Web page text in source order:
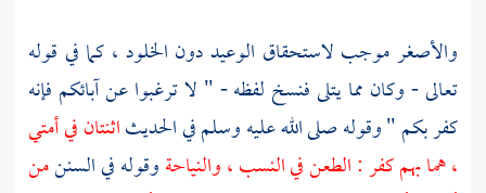
والأصغر موجب لاستحقاق الوعيد دون الخلود ، كما في قوله
تعالى - وكان مما يتلى فنسخ لفظه - " لا ترغبوا عن آبائكم فإنه
كفر بكم " وقوله صلى الله عليه وسلم في الحديثاثنتان في أمتي
، هما بهم كفر : الطعن في النسب ، والنياحةوقوله في السننمن